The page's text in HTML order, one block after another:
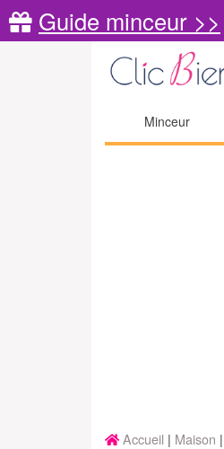
Guide minceur >>
Minceur
Accueil Maison